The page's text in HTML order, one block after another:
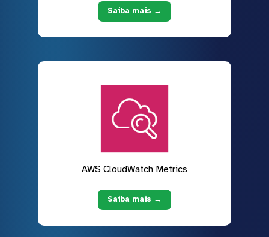
Saiba mais →
AWS CloudWatch Metrics
Saiba mais →